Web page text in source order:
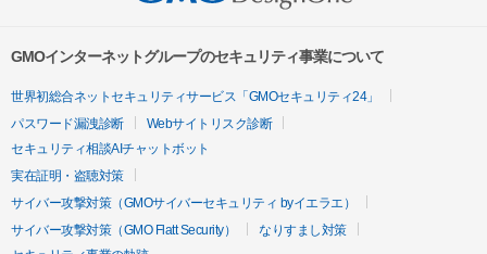
GMOインターネットグループのセキュリティ事業について
世界初総合ネットセキュリティサービス「GMOセキュリティ24」
パスワード漏洩診断
Webサイトリスク診断
セキュリティ相談AIチャットボット
実在証明・盗聴対策
サイバー攻撃対策（GMOサイバーセキュリティ byイエラエ）
サイバー攻撃対策（GMO Flatt Security）
なりすまし対策